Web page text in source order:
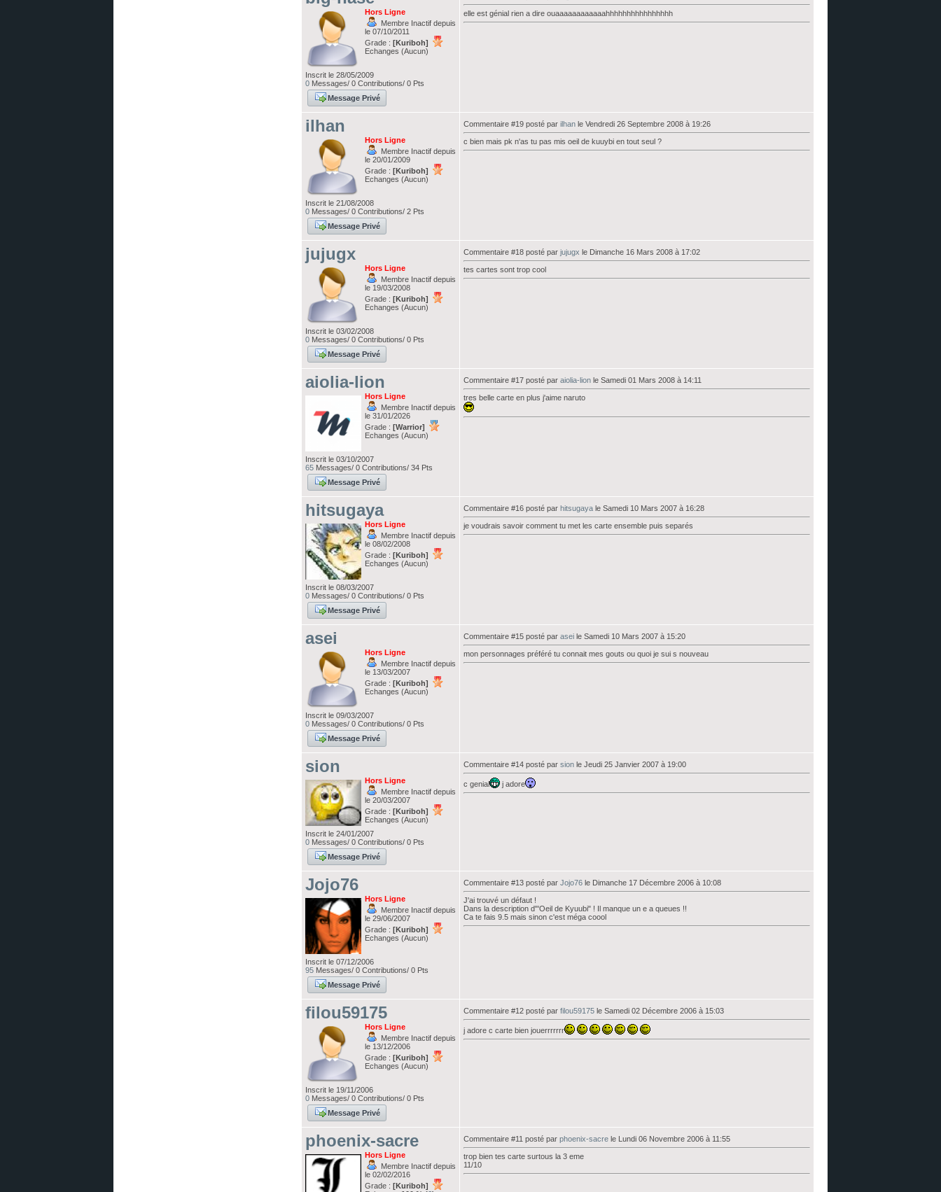
Hors Ligne
Membre Inactif depuis
le 07/10/2011
Grade : [Kuriboh]
Echanges (Aucun)
Inscrit le 28/05/2009
0Messages/ 0 Contributions/ 0 Pts
Message Privé
elle est génial rien a dire ouaaaaaaaaaaaahhhhhhhhhhhhhhhh
ilhan
Hors Ligne
Membre Inactif depuis
le 20/01/2009
Grade : [Kuriboh]
Echanges (Aucun)
Inscrit le 21/08/2008
0Messages/ 0 Contributions/ 2 Pts
Message Privé
Commentaire #19 posté par ilhanle Vendredi 26 Septembre 2008 à 19:26
c bien mais pk n'as tu pas mis oeil de kuuybi en tout seul ?
jujugx
Hors Ligne
Membre Inactif depuis
le 19/03/2008
Grade : [Kuriboh]
Echanges (Aucun)
Inscrit le 03/02/2008
0Messages/ 0 Contributions/ 0 Pts
Message Privé
Commentaire #18 posté par jujugx le Dimanche 16 Mars 2008 à 17:02
tes cartes sont trop cool
aiolia-lion
Hors Ligne
Membre Inactif depuis
le 31/01/2026
Grade : [Warrior]
Echanges (Aucun)
Inscrit le 03/10/2007
65Messages/ 0 Contributions/ 34 Pts
Message Privé
Commentaire #17 posté par aiolia-lionle Samedi 01 Mars 2008 à 14:11
tres belle carte en plus j'aime naruto
hitsugaya
Hors Ligne
Membre Inactif depuis
le 08/02/2008
Grade : [Kuriboh]
Echanges (Aucun)
Inscrit le 08/03/2007
0Messages/ 0 Contributions/ 0 Pts
Message Privé
Commentaire #16 posté par hitsugayale Samedi 10 Mars 2007 à 16:28
je voudrais savoir comment tu met les carte ensemble puis separés
asei
Hors Ligne
Membre Inactif depuis
le 13/03/2007
Grade : [Kuriboh]
Echanges (Aucun)
Inscrit le 09/03/2007
0Messages/ 0 Contributions/ 0 Pts
Message Privé
Commentaire #15 posté par aseile Samedi 10 Mars 2007 à 15:20
mon personnages préféré tu connait mes gouts ou quoi je sui s nouveau
sion
Hors Ligne
Membre Inactif depuis
le 20/03/2007
Grade : [Kuriboh]
Echanges (Aucun)
Inscrit le 24/01/2007
0Messages/ 0 Contributions/ 0 Pts
Message Privé
Commentaire #14 posté par sionle Jeudi 25 Janvier 2007 à 19:00
c genial j adore
Jojo76
Hors Ligne
Membre Inactif depuis
le 29/06/2007
Grade : [Kuriboh]
Echanges (Aucun)
Inscrit le 07/12/2006
95Messages/ 0 Contributions/ 0 Pts
Message Privé
Commentaire #13 posté par Jojo76le Dimanche 17 Décembre 2006 à 10:08
J'ai trouvé un défaut !
Dans la description d"'Oeil de Kyuubi" ! Il manque un e a queues !!
Ca te fais 9.5 mais sinon c'est méga coool
filou59175
Hors Ligne
Membre Inactif depuis
le 13/12/2006
Grade : [Kuriboh]
Echanges (Aucun)
Inscrit le 19/11/2006
0Messages/ 0 Contributions/ 0 Pts
Message Privé
Commentaire #12 posté par filou59175le Samedi 02 Décembre 2006 à 15:03
j adore c carte bien jouerrrrrrr
phoenix-sacre
Hors Ligne
Membre Inactif depuis
le 02/02/2016
Grade : [Kuriboh]
Commentaire #11 posté par phoenix-sacrele Lundi 06 Novembre 2006 à 11:55
trop bien tes carte surtous la 3 eme
11/10